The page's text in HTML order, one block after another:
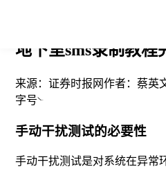
地下室sms录制教
来源： 证券时报网作者： 蔡英
字号
手动干扰测试的必要性
手动干扰测试是对系统在异常